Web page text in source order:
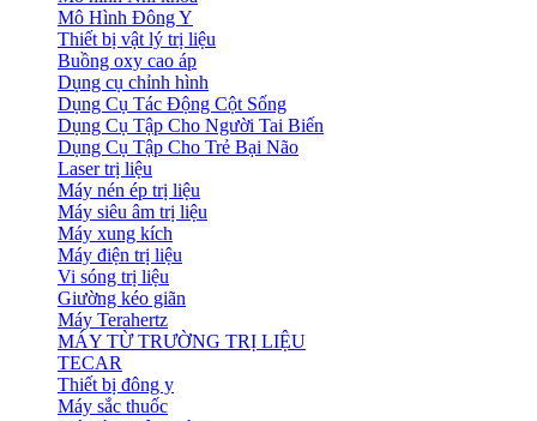
Mô Hình Đông Y
Thiết bị vật lý trị liệu
Buồng oxy cao áp
Dụng cụ chỉnh hình
Dụng Cụ Tác Động Cột Sống
Dụng Cụ Tập Cho Người Tai Biến
Dụng Cụ Tập Cho Trẻ Bại Não
Laser trị liệu
Máy nén ép trị liệu
Máy siêu âm trị liệu
Máy xung kích
Máy điện trị liệu
Vi sóng trị liệu
Giường kéo giãn
Máy Terahertz
MÁY TỪ TRƯỜNG TRỊ LIỆU
TECAR
Thiết bị đông y
Máy sắc thuốc